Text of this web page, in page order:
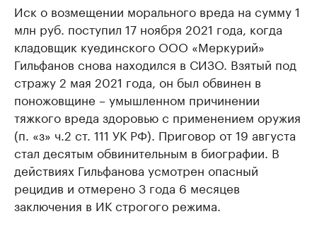
Иск о возмещении морального вреда на сумму 1
млн руб. поступил 17 ноября 2021 года, когда
кладовщик куединского ООО «Меркурий»
Гильфанов снова находился в СИЗО. Взятый под
стражу 2 мая 2021 года, он был обвинен в
поножовщине – умышленном причинении
тяжкого вреда здоровью с применением оружия
(п. «з» ч.2 ст. 111 УК РФ). Приговор от 19 августа
стал десятым обвинительным в биографии. В
действиях Гильфанова усмотрен опасный
рецидив и отмерено 3 года 6 месяцев
заключения в ИК строгого режима.